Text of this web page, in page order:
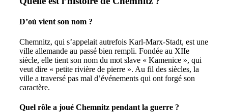
D’où vient son nom ?
Chemnitz, qui s’appelait autrefois Karl-Marx-Stadt, est une
ville allemande au passé bien rempli. Fondée au XIIe
siècle, elle tient son nom du mot slave « Kamenice », qui
veut dire « petite rivière de pierre ». Au fil des siècles, la
ville a traversé pas mal d’événements qui ont forgé son
caractère.
Quel rôle a joué Chemnitz pendant la guerre ?